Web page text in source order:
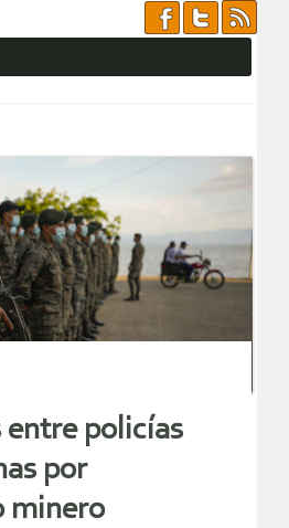
entre policías
por
minero